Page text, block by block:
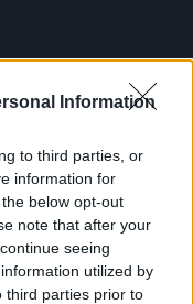
Information
to third parties, or
information for
below opt-out
note that after your
seeing
utilized by
third parties prior to
Αλίγεφ
την